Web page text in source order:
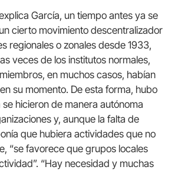
García, un tiempo antes ya se
cierto movimiento descentralizador
regionales o zonales desde 1933,
veces de los institutos normales,
en muchos casos, habían
su momento. De esta forma, hubo
se hicieron de manera autónoma
y, aunque la falta de
que hubiera actividades que no
“se favorece que grupos locales
“Hay necesidad y muchas